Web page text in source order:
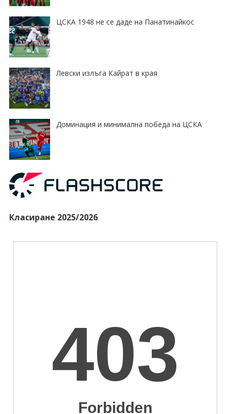
ЦСКА 1948 не се даде на Панатинайкос
Левски излъга Кайрат в края
Доминация и минимална победа на ЦСКА
Класиране 2025/2026